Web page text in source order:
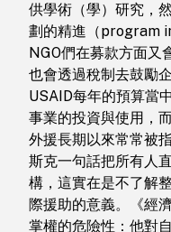
供學術（學）研究，
劃的精進（program
NGO們在募款方面又
也會透過稅制去鼓勵
USAID每年的預算當
事業的投資與使用，
外援長期以來常常被
斯克一句話把所有人
構，這實在是不了解
際援助的意義。《經
掌權的危險性：他對